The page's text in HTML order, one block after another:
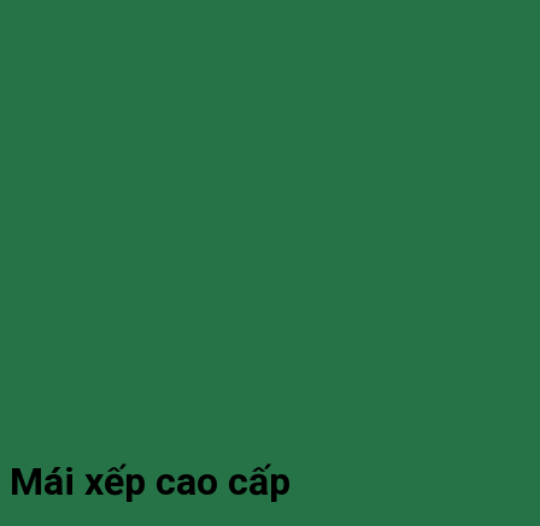
Mái xếp cao cấp